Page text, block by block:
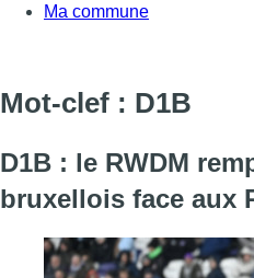
Ma commune
Mot-clef : D1B
D1B : le RWDM
bruxellois face aux